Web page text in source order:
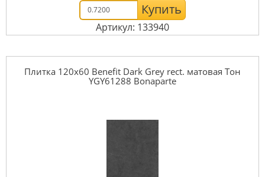
Купить
Артикул: 133940
Плитка 120x60 Benefit Dark Grey rect. матовая Тон
YGY61288 Bonaparte